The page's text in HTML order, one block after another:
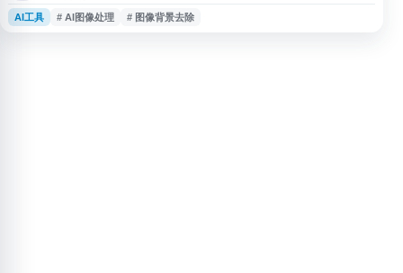
具，提供模糊图片高清化、证件照处理、黑白照片上色、图片背景去除等功
能。适用于老照片修复、低清图片优化、证件照制作及电商图片处理等场景，
AI工具 # AI图像处理 # 图像背景去除